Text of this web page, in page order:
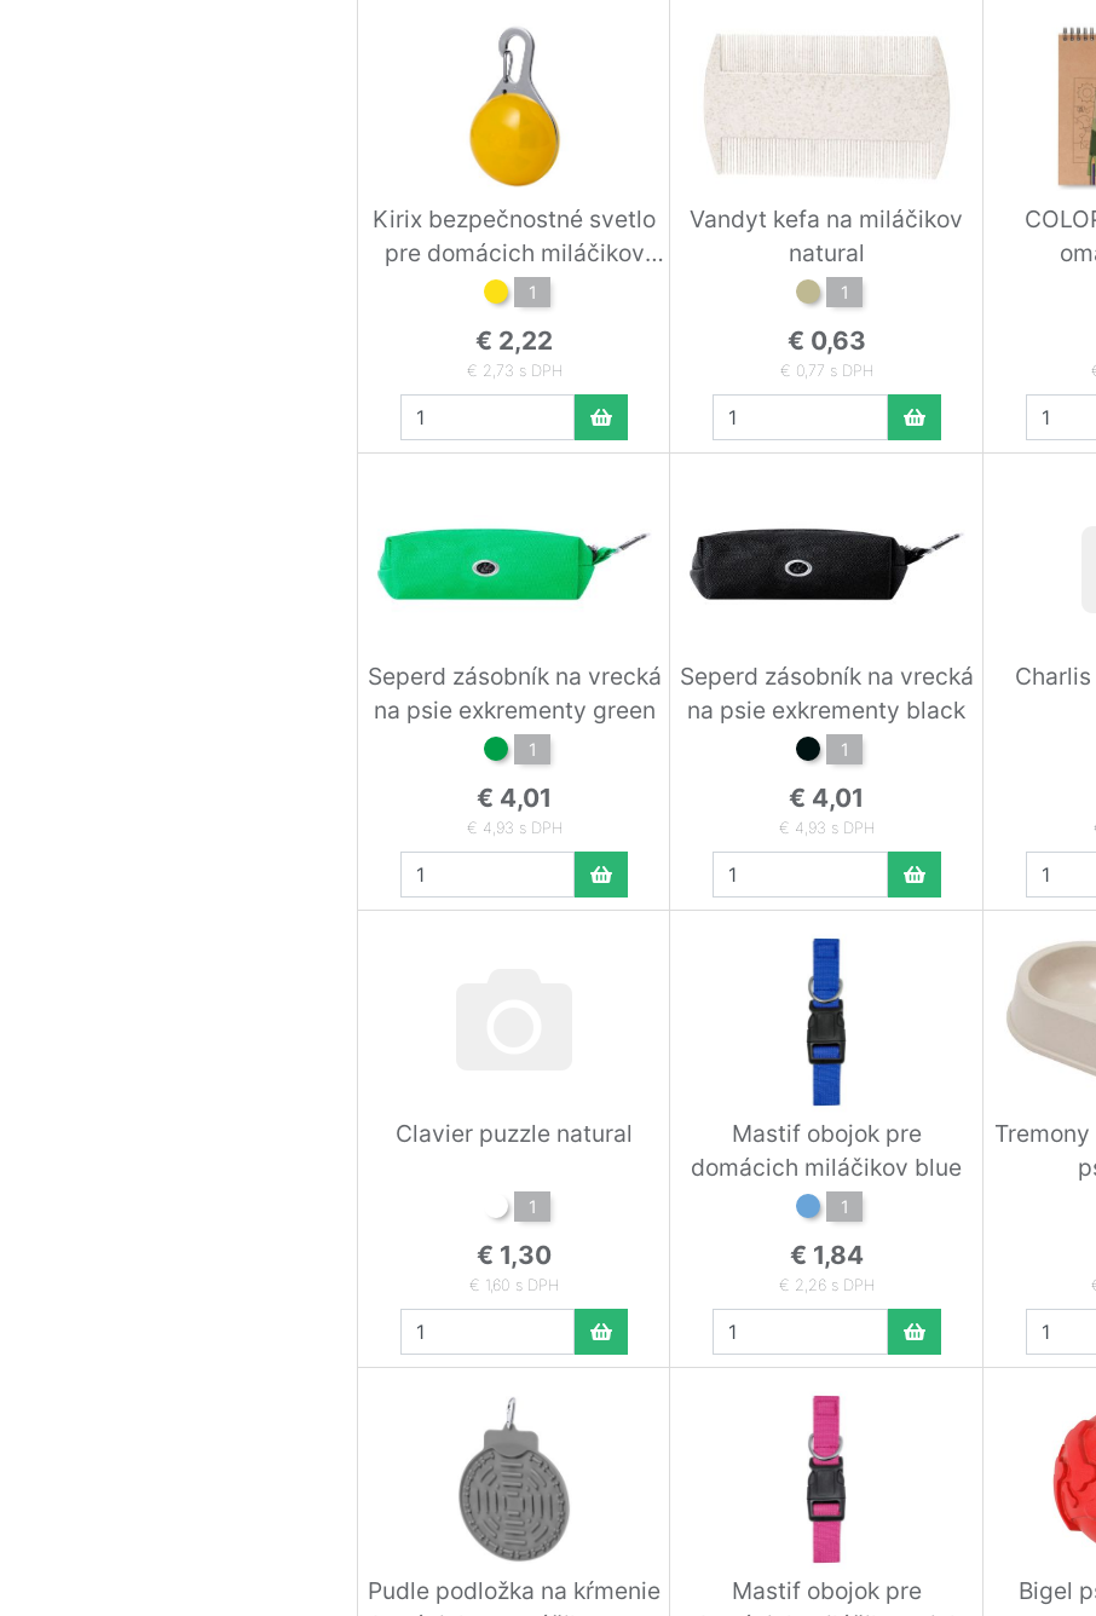
Kirix bezpečnostné svetlo
pre domácich miláčikov
žltá1
€ 2,22
€ 2,73 s DPH
Vandyt kefa na miláčikov
natural
1
€ 0,63
€ 0,77 s DPH
Seperd zásobník na vrecká
na psie exkrementy green
1
€ 4,01
€ 4,93 s DPH
Seperd zásobník na vrecká
na psie exkrementy black
1
€ 4,01
€ 4,93 s DPH
Clavier puzzle natural
1
€ 1,30
€ 1,60 s DPH
Mastif obojok pre
domácich miláčikov blue
1
€ 1,84
€ 2,26 s DPH
Pudle podložka na kŕmenie
Mastif obojok pre
Bigel